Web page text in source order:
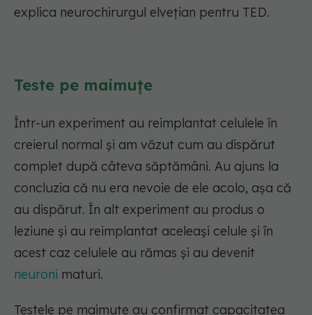
explica neurochirurgul elvețian pentru TED.
Teste pe maimuțe
Într-un experiment au reimplantat celulele în
creierul normal și am văzut cum au dispărut
complet după câteva săptămâni. Au ajuns la
concluzia că nu era nevoie de ele acolo, așa că
au dispărut. În alt experiment au produs o
leziune și au reimplantat aceleași celule și în
acest caz celulele au rămas și au devenit
neuroni maturi.
Testele pe maimuțe au confirmat capacitatea